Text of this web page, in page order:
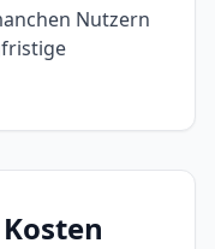
Nutzern